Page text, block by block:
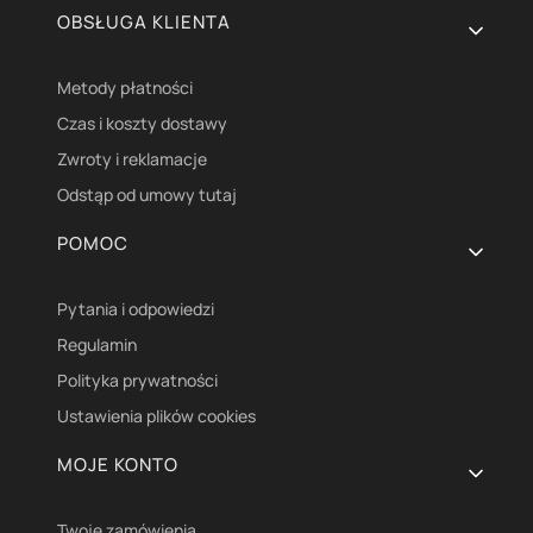
OBSŁUGA KLIENTA
Metody płatności
Czas i koszty dostawy
Zwroty i reklamacje
Odstąp od umowy tutaj
POMOC
Pytania i odpowiedzi
Regulamin
Polityka prywatności
Ustawienia plików cookies
MOJE KONTO